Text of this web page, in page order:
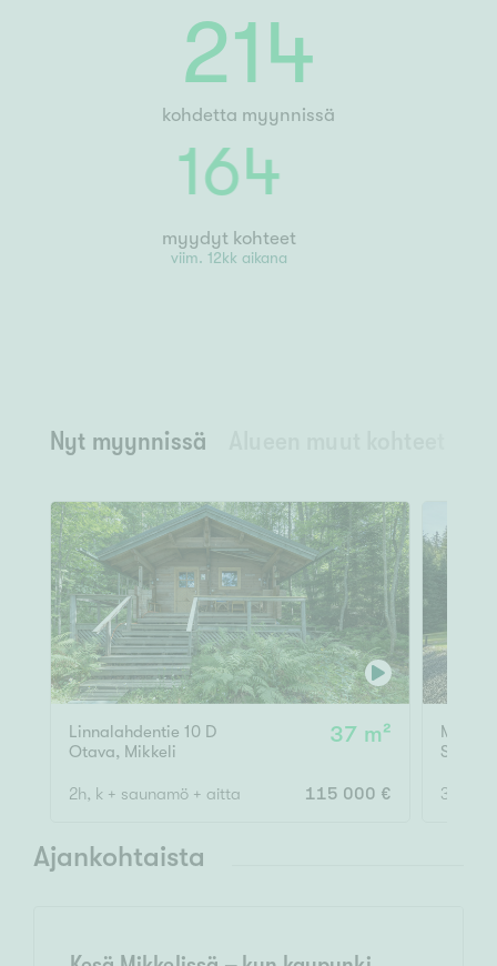
214
kohdetta myynnissä
164
myydyt kohteet
viim. 12kk aikana
Nyt myynnissä
Linnalahdentie 10 D
Otava, Mikkeli
37 m²
2h, k + saunamö + aitta 115 000 €
Sairila
Ajankohtaista